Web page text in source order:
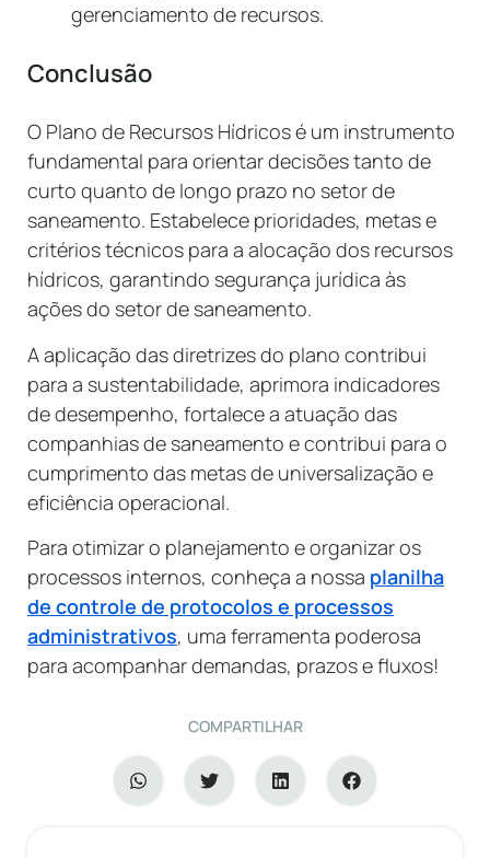
gerenciamento de recursos.
Conclusão
O Plano de Recursos Hídricos é um instrumento
fundamental para orientar decisões tanto de
curto quanto de longo prazo no setor de
saneamento. Estabelece prioridades, metas e
critérios técnicos para a alocação dos recursos
hídricos, garantindo segurança jurídica às
ações do setor de saneamento.
A aplicação das diretrizes do plano contribui
para a sustentabilidade, aprimora indicadores
de desempenho, fortalece a atuação das
companhias de saneamento e contribui para o
cumprimento das metas de universalização e
eficiência operacional.
Para otimizar o planejamento e organizar os
processos internos, conheça a nossa planilha
de controle de protocolos e processos
administrativos, uma ferramenta poderosa
para acompanhar demandas, prazos e fluxos!
COMPARTILHAR